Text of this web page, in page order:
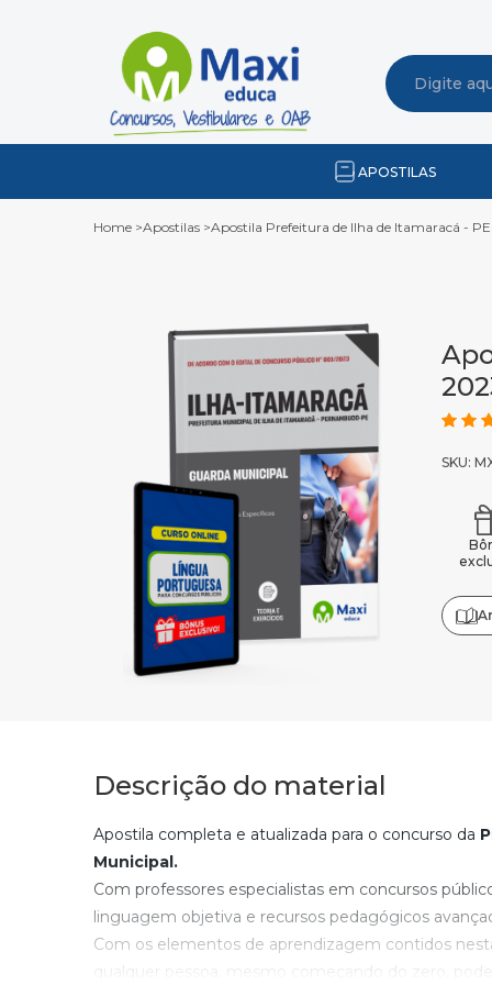
APOSTILAS
Home>Apostilas>Apostila Prefeitura de Ilha de Itamaracá -
SKU:
Descrição do material
Apostila completa e atualizada para o concurso da
Municipal.
Com professores especialistas em concursos
linguagem objetiva e recursos pedagógicos
Com os elementos de aprendizagem contidos
qualquer pessoa, mesmo começando do zero,